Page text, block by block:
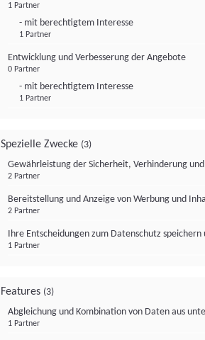
1 Partner
- mit berechtigtem Interesse
1 Partner
Entwicklung und Verbesserung der Angebote
0 Partner
- mit berechtigtem Interesse
1 Partner
Spezielle Zwecke (3)
Gewährleistung der Sicherheit, Verhinderung
2 Partner
Bereitstellung und Anzeige von Werbung und
2 Partner
Ihre Entscheidungen zum Datenschutz
1 Partner
Features (3)
Abgleichung und Kombination von Daten aus
1 Partner